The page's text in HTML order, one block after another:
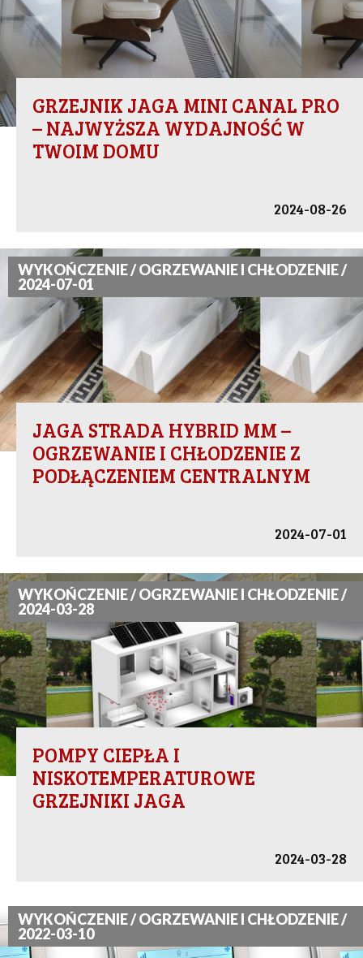
GRZEJNIK JAGA MINI CANAL PRO
– NAJWYŻSZA WYDAJNOŚĆ W
TWOIM DOMU
2024-08-26
WYKOŃCZENIE / OGRZEWANIE I CHŁODZENIE /
2024-07-01
JAGA STRADA HYBRID MM –
OGRZEWANIE I CHŁODZENIE Z
PODŁĄCZENIEM CENTRALNYM
2024-07-01
WYKOŃCZENIE / OGRZEWANIE I CHŁODZENIE /
2024-03-28
POMPY CIEPŁA I
NISKOTEMPERATUROWE
GRZEJNIKI JAGA
2024-03-28
WYKOŃCZENIE / OGRZEWANIE I CHŁODZENIE /
2022-03-10